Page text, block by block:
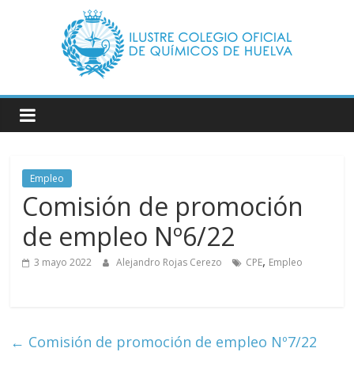
Ilustre
Colegio
Oficial
de
Químicos
Huelva
Empleo
Comisión de promoción
de empleo Nº6/22
3 mayo 2022 Alejandro Rojas Cerezo CPE, Empleo
← Comisión de promoción de empleo Nº7/22